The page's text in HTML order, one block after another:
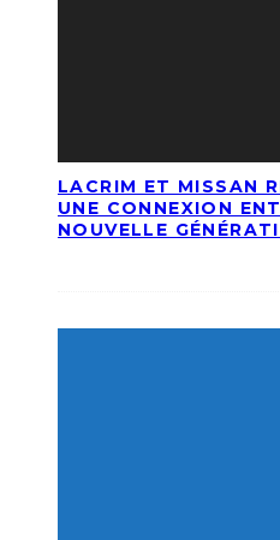
LACRIM ET MISSAN
UNE CONNEXION
NOUVELLE